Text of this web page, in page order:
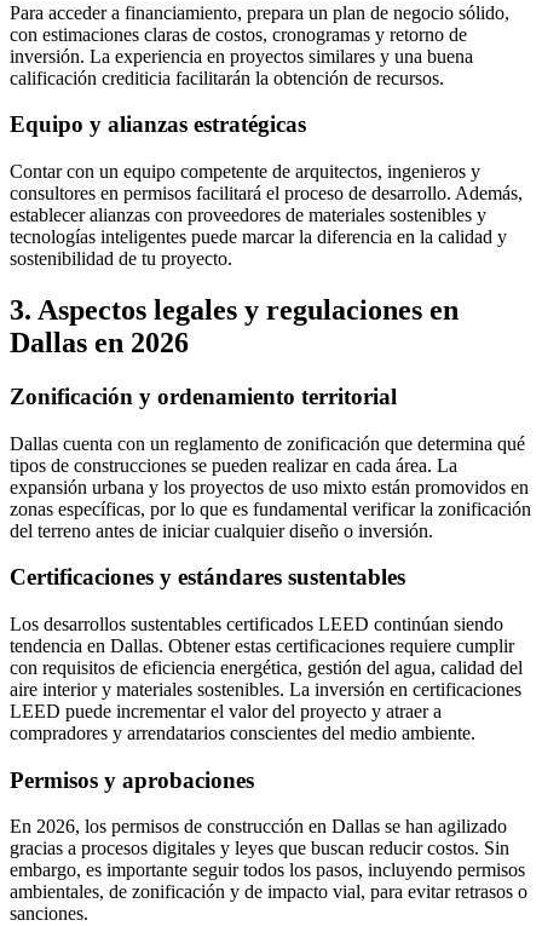
Para acceder a financiamiento, prepara un plan de negocio sólido,
con estimaciones claras de costos, cronogramas y retorno de
inversión. La experiencia en proyectos similares y una buena
calificación crediticia facilitarán la obtención de recursos.
Equipo y alianzas estratégicas
Contar con un equipo competente de arquitectos, ingenieros y
consultores en permisos facilitará el proceso de desarrollo. Además,
establecer alianzas con proveedores de materiales sostenibles y
tecnologías inteligentes puede marcar la diferencia en la calidad y
sostenibilidad de tu proyecto.
3. Aspectos legales y regulaciones en
Dallas en 2026
Zonificación y ordenamiento territorial
Dallas cuenta con un reglamento de zonificación que determina qué
tipos de construcciones se pueden realizar en cada área. La
expansión urbana y los proyectos de uso mixto están promovidos en
zonas específicas, por lo que es fundamental verificar la zonificación
del terreno antes de iniciar cualquier diseño o inversión.
Certificaciones y estándares sustentables
Los desarrollos sustentables certificados LEED continúan siendo
tendencia en Dallas. Obtener estas certificaciones requiere cumplir
con requisitos de eficiencia energética, gestión del agua, calidad del
aire interior y materiales sostenibles. La inversión en certificaciones
LEED puede incrementar el valor del proyecto y atraer a
compradores y arrendatarios conscientes del medio ambiente.
Permisos y aprobaciones
En 2026, los permisos de construcción en Dallas se han agilizado
gracias a procesos digitales y leyes que buscan reducir costos. Sin
embargo, es importante seguir todos los pasos, incluyendo permisos
ambientales, de zonificación y de impacto vial, para evitar retrasos o
sanciones.